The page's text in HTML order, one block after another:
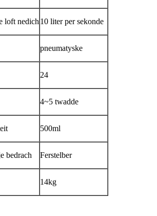
loft nedich 10 liter per sekonde
pneumatyske
24
4~5 twadde
500ml
bedrach Ferstelber
14kg